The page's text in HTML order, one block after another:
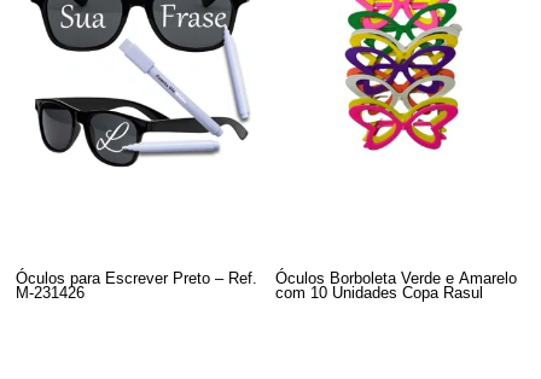
Óculos para Escrever Preto – Ref.
M-231426
Óculos Borboleta Verde e Amarelo
com 10 Unidades Copa Rasul